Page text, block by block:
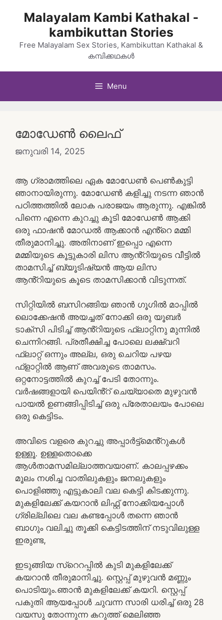
Malayalam Kambi Kathakal -
kambikuttan Stories
Free Malayalam Sex Stories, Kambikuttan Kathakal &
കമ്പിക്കഥകൾ
Menu
മോഡേൺ ലൈഫ്
ജനുവരി 14, 2025
ആ ഗ്രാമത്തിലെ ഏക മോഡേൺ പെൺകുട്ടി
ഞാനായിരുന്നു. മോഡേൺ കളിച്ചു നടന്ന ഞാൻ
പഠിത്തത്തിൽ ലോക പരാജയം ആരുന്നു. എങ്കിൽ
പിന്നെ എന്നെ കുറച്ചു കൂടി മോഡേൺ ആക്കി
ഒരു ഫാഷൻ മോഡൽ ആക്കാൻ എൻ്റെ മമ്മി
തീരുമാനിച്ചു. അതിനാണ് ഇപ്പൊ എന്നെ
മമ്മിയുടെ കൂട്ടുകാരി ലിസ ആൻ്റിയുടെ വീട്ടിൽ
താമസിച്ച് ബ്യൂടിഷ്യൻ ആയ ലിസ
ആൻ്റിയുടെ കൂടെ താമസിക്കാൻ വിടുന്നത്.
സിറ്റിയിൽ ബസിറങ്ങിയ ഞാൻ ഗൂഗിൽ മാപ്പിൽ
ലൊക്കേഷൻ അയച്ചത് നോക്കി ഒരു യൂബർ
ടാക്സി പിടിച്ച് ആൻ്റിയുടെ ഫ്ലാറ്റിനു മുന്നിൽ
ചെന്നിറങ്ങി. പ്രതീക്ഷിച്ച പോലെ ലക്ഷ്വറി
ഫ്ലാറ്റ് ഒന്നും അല്ല, ഒരു ചെറിയ പഴയ
ഫ്ളാറ്റിൽ ആണ് അവരുടെ താമസം.
ഒറ്റനോട്ടത്തിൽ കുറച്ച് പേടി തോന്നും.
വർഷങ്ങളായി പെയിൻ്റ് ചെയ്യാതെ മുഴുവൻ
പായൽ ഉണങ്ങിപ്പിടിച്ച് ഒരു പ്രേതാലയം പോലെ
ഒരു കെട്ടിടം.
അവിടെ വളരെ കുറച്ചു അപ്പാർട്ട്മെൻ്റുകൾ
ഉള്ളൂ. ഉള്ളതൊക്കെ
ആൾതാമസമില്ലാത്തവയാണ്. കാലപ്പഴക്കം
മൂലം നശിച്ച വാതിലുകളും ജനലുകളും
പൊളിഞ്ഞു എട്ടുകാലി വല കെട്ടി കിടക്കുന്നു.
മുകളിലേക്ക് കയറാൻ ലിഫ്റ്റ് നോക്കിയപ്പോൾ
ഗ്രില്ലിലെ വല കണ്ടപ്പോൾ തന്നെ ഞാൻ
ബാഗും വലിച്ചു തൂക്കി കെട്ടിടത്തിന് നടുവിലുള്ള
ഇരുണ്ട,
ഇടുങ്ങിയ സ്റെറപ്പിൽ കുടി മുകളിലേക്ക്
കയറാൻ തീരുമാനിച്ചു. സ്റ്റെപ്പ് മുഴുവൻ മണ്ണും
പൊടിയും.ഞാൻ മുകളിലേക്ക് കയറി. സ്റ്റെപ്പ്
പകുതി ആയപ്പോൾ ചുവന്ന സാരി ധരിച്ച് ഒരു 28
വയസു തോന്നുന്ന കറുത്ത് മെലിഞ്ഞ